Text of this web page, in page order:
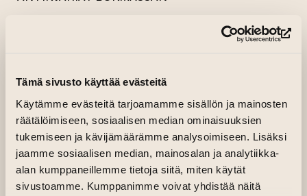
Tämä sivusto käyttää evästeitä
Käytämme evästeitä tarjoamamme sisällön ja mainosten
räätälöimiseen, sosiaalisen median ominaisuuksien
tukemiseen ja kävijämäärämme analysoimiseen. Lisäksi
jaamme sosiaalisen median, mainosalan ja analytiikka-
alan kumppaneillemme tietoja siitä, miten käytät
sivustoamme. Kumppanimme voivat yhdistää näitä
Alla evenemang
ANTIKVARIAT
BOKMÄSSAN
15.09.2023 kl. 10.00—18.00
16.09.2023 kl. 10.00—18.00
17.09.2023 kl. 10.00—17.00